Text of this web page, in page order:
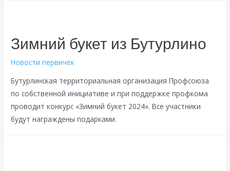
организации
Зимний букет из Бутурлино
Новости первичек
Бутурлинская территориальная организация Профсоюза
по собственной инициативе и при поддержке профкома
проводит конкурс «Зимний букет 2024». Все участники
будут награждены подарками.